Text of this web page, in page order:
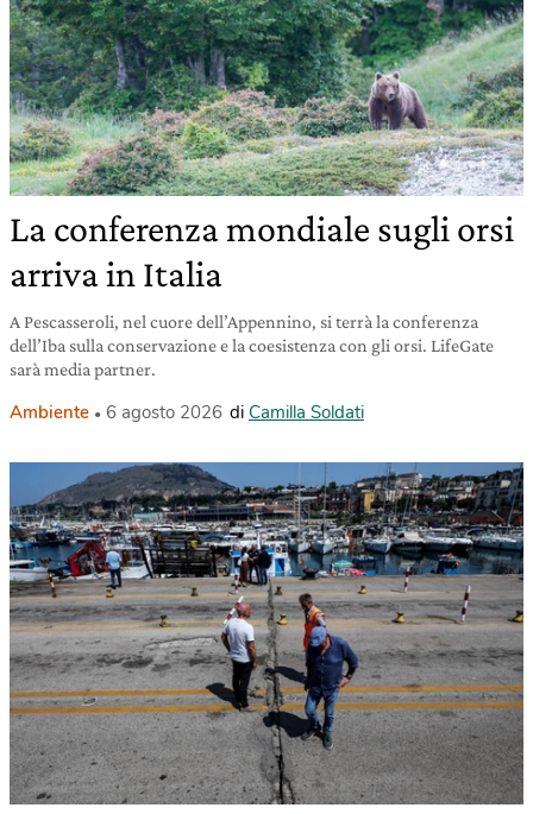
La conferenza mondiale sugli orsi
arriva in Italia
A Pescasseroli, nel cuore dell’Appennino, si terrà la conferenza
dell’Iba sulla conservazione e la coesistenza con gli orsi. LifeGate
sarà media partner.
Ambiente 6 agosto 2026 di Camilla Soldati